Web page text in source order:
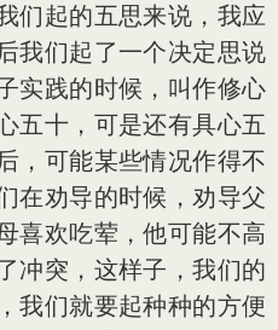
们起的五思来说，我应
我们起了一个决定思说
实践的时候，叫作修心
五十，可是还有具心五
，可能某些情况作得不
在劝导的时候，劝导父
喜欢吃荤，他可能不高
冲突，这样子，我们的
我们就要起种种的方便